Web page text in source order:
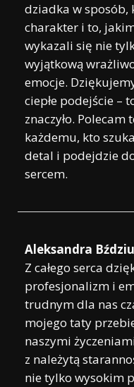
dziadka w sposób,
charakter i to,
wykazali się nie
wyjątkową
emocje.
ciepłe podejście –
znaczyło. Polecam
każdemu, kto
detal i podejdzie
sercem.
Aleksandra
Z całego serca
profesjonalizm i
trudnym dla nas
mojego taty
naszymi
z należytą
nie tylko wysokim